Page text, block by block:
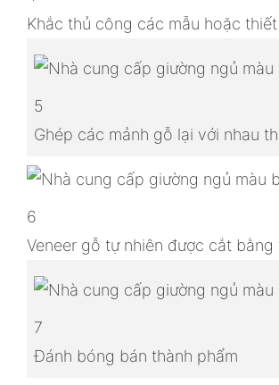
Khắc thủ công các mẫu hoặc
5
Ghép các mảnh gỗ lại với nhau
6
Veneer gỗ tự nhiên được cắt
7
Đánh bóng bán thành phẩm